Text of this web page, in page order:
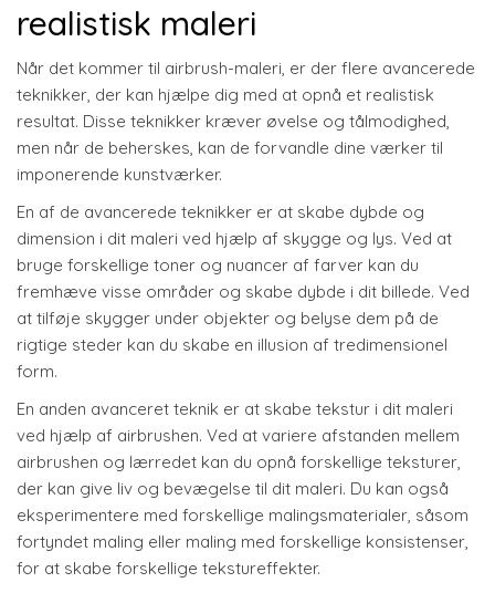
realistisk maleri
Når det kommer til airbrush-maleri, er der flere avancerede
teknikker, der kan hjælpe dig med at opnå et realistisk
resultat. Disse teknikker kræver øvelse og tålmodighed,
men når de beherskes, kan de forvandle dine værker til
imponerende kunstværker.
En af de avancerede teknikker er at skabe dybde og
dimension i dit maleri ved hjælp af skygge og lys. Ved at
bruge forskellige toner og nuancer af farver kan du
fremhæve visse områder og skabe dybde i dit billede. Ved
at tilføje skygger under objekter og belyse dem på de
rigtige steder kan du skabe en illusion af tredimensionel
form.
En anden avanceret teknik er at skabe tekstur i dit maleri
ved hjælp af airbrushen. Ved at variere afstanden mellem
airbrushen og lærredet kan du opnå forskellige teksturer,
der kan give liv og bevægelse til dit maleri. Du kan også
eksperimentere med forskellige malingsmaterialer, såsom
fortyndet maling eller maling med forskellige konsistenser,
for at skabe forskellige tekstureffekter.